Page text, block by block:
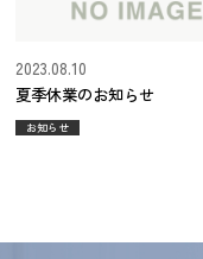
夏季休業のお知らせ
2023.08.10
お知らせ